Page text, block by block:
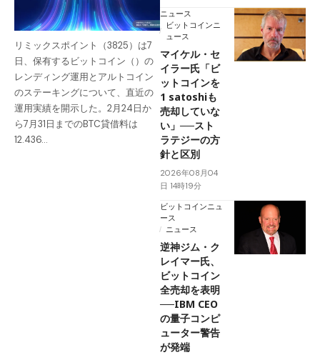
リミックスポイント（3825）は7
日、保有するビットコイン（）の
レンディング運用とアルトコイン
のステーキングについて、直近の
運用実績を開示した。2月24日か
ら7月31日までのBTC貸借料は
12.436…
ニュース
ビットコインニ
ュース
マイケル・セ
イラー氏「ビ
ットコインを
1 satoshiも
売却していな
い」──スト
ラテジーの方
針と区別
2026年08月04
日 14時19分
ビットコインニュ
ース
ニュース
逆神ジム・ク
レイマー氏、
ビットコイン
全売却を表明
──IBM CEO
の量子コンピ
ューター警告
が発端